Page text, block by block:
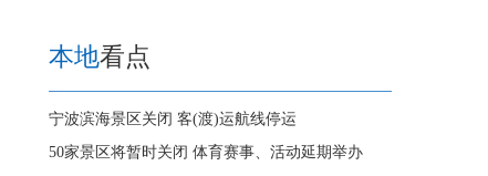
本地看点
宁波滨海景区关闭 客(渡)运航线停运
50家景区将暂时关闭 体育赛事、活动延期举办